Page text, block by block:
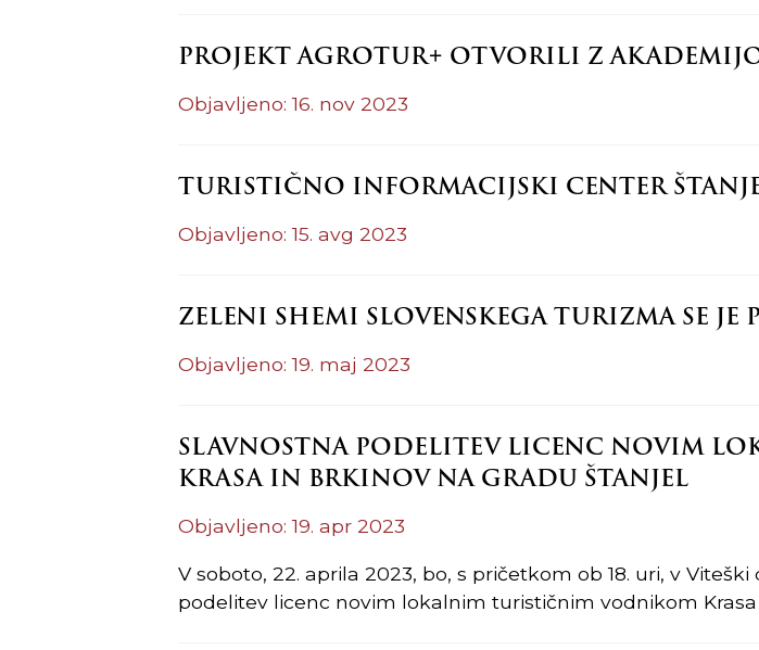
PROJEKT AGROTUR+ OTVORILI Z
Objavljeno: 16. nov 2023
TURISTIČNO INFORMACIJSKI CENTER
Objavljeno: 15. avg 2023
ZELENI SHEMI SLOVENSKEGA TURIZMA SE
Objavljeno: 19. maj 2023
SLAVNOSTNA PODELITEV LICENC NOVIM
KRASA IN BRKINOV NA GRADU ŠTANJEL
Objavljeno: 19. apr 2023
V soboto, 22. aprila 2023, bo, s pričetkom ob 18. uri, v
podelitev licenc novim lokalnim turističnim vodnikom Krasa